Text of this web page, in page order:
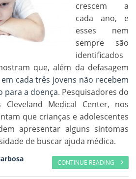
crescem a
cada ano, e
esses nem
sempre são
identificados
que, além da defasagem
cada três jovens não recebem
a doença. Pesquisadores do
Cleveland Medical Center, nos
que crianças e adolescentes
apresentar alguns sintomas
de buscar ajuda médica.
CONTINUE READING